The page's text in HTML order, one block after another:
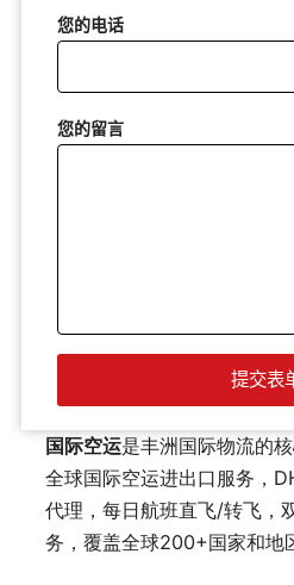
您的电话
您的留言
国际空运是丰洲国际物流的
全球国际空运进出口服务，
代理，每日航班直飞/转飞，
务，覆盖全球200+国家和地